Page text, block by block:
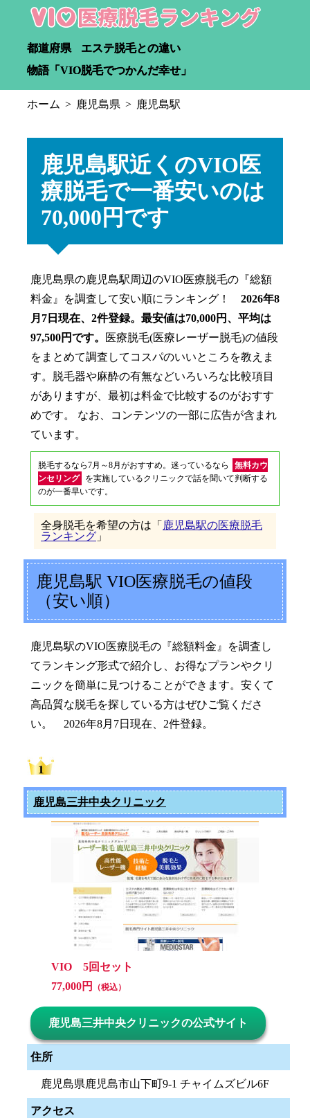
都道府県
エステ脱毛との違い
物語「VIO脱毛でつかんだ幸せ」
ホーム 鹿児島県 鹿児島駅
鹿児島駅近くのVIO医
療脱毛で一番安いのは
70,000円です
鹿児島県の鹿児島駅周辺のVIO医療脱毛の『総額
料金』を調査して安い順にランキング！ 2026年8
月7日現在、2件登録。最安値は70,000円、平均は
97,500円です。
医療脱毛(医療レーザー脱毛)の値段
をまとめて調査してコスパのいいところを教えま
す。脱毛器や麻酔の有無などいろいろな比較項目
がありますが、最初は料金で比較するのがおすす
めです。 なお、コンテンツの一部に広告が含まれ
ています。
脱毛するなら7月～8月がおすすめ。迷っているなら
無料カウ
ンセリング
を実施しているクリニックで話を聞いて判断する
のが一番早いです。
全身脱毛を希望の方は「 鹿児島駅の医療脱毛
ランキング 」
鹿児島駅 VIO医療脱毛の値段
（安い順）
鹿児島駅のVIO医療脱毛の『総額料金』を調査し
てランキング形式で紹介し、お得なプランやクリ
ニックを簡単に見つけることができます。安くて
高品質な脱毛を探している方はぜひご覧くださ
い。 2026年8月7日現在、2件登録。
鹿児島三井中央クリニック
VIO 5回セット
77,000円
（税込）
鹿児島三井中央クリニックの公式サイト
住所
鹿児島県鹿児島市山下町9-1 チャイムズビル6F
アクセス